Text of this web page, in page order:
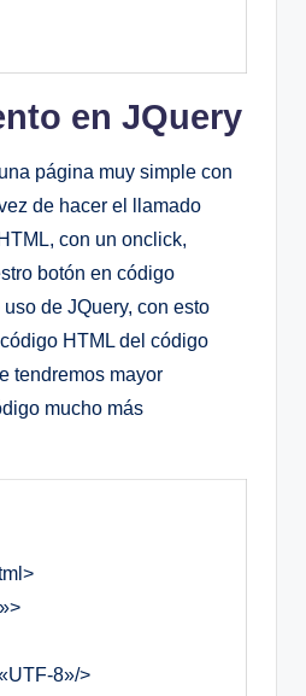
en JQuery
página muy simple con
de hacer el llamado
con un onclick,
botón en código
de JQuery, con esto
HTML del código
tendremos mayor
mucho más
>
8»/>